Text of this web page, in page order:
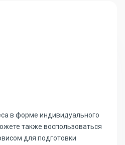
в форме индивидуального
также воспользоваться
для подготовки